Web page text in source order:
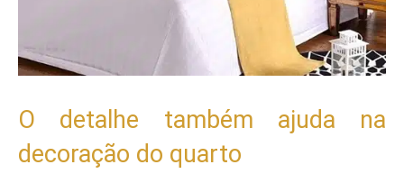
O detalhe também ajuda na
decoração do quarto